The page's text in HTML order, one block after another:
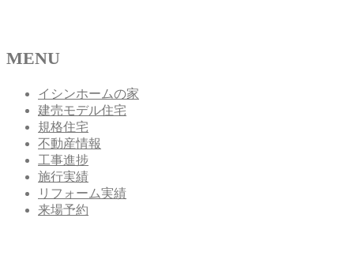
MENU
イシンホームの家
建売モデル住宅
規格住宅
不動産情報
工事進捗
施行実績
リフォーム実績
来場予約